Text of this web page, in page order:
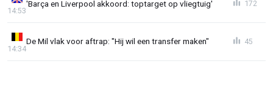
'Barça en Liverpool akkoord: toptarget op vliegtuig'
14:53
172
De Mil vlak voor aftrap: "Hij wil een transfer maken"
14:34
45